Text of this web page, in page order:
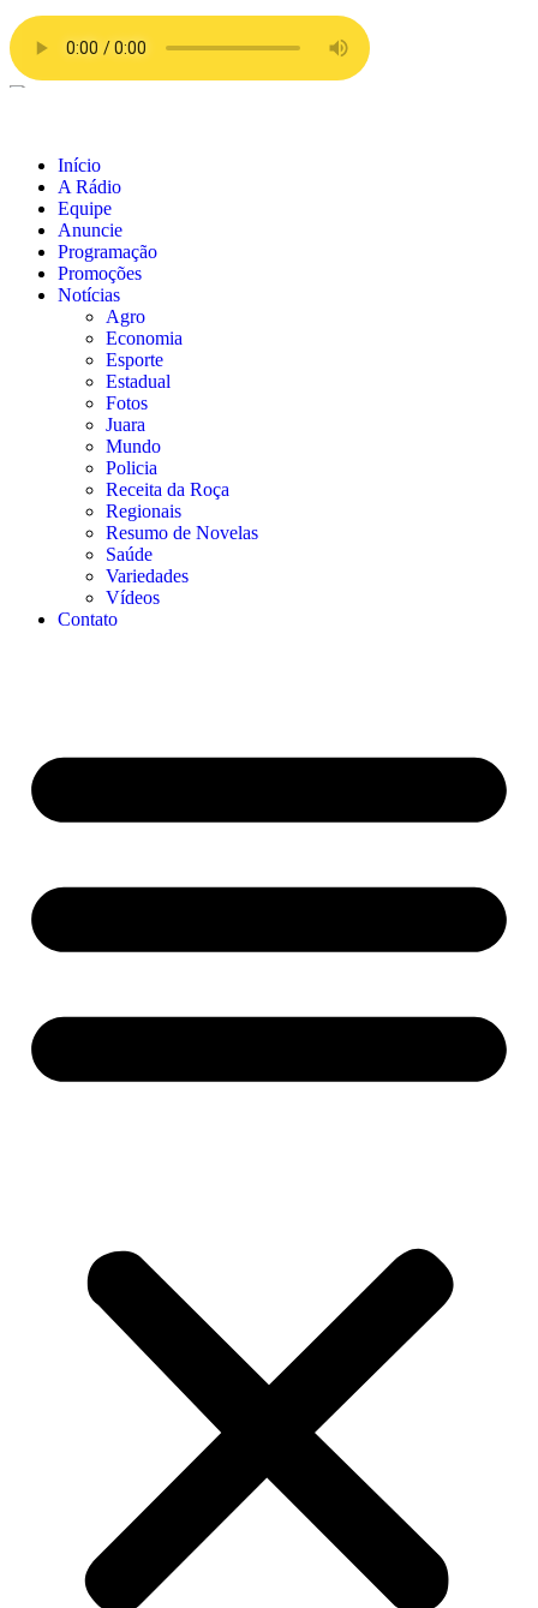
Início
A Rádio
Equipe
Anuncie
Programação
Promoções
Notícias
Agro
Economia
Esporte
Estadual
Fotos
Juara
Mundo
Policia
Receita da Roça
Regionais
Resumo de Novelas
Saúde
Variedades
Vídeos
Contato